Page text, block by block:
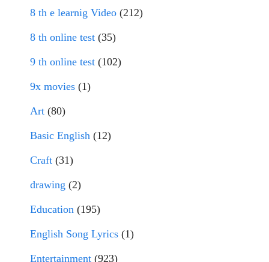
8 th e learnig Video (212)
8 th online test (35)
9 th online test (102)
9x movies (1)
Art (80)
Basic English (12)
Craft (31)
drawing (2)
Education (195)
English Song Lyrics (1)
Entertainment (923)